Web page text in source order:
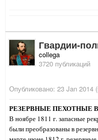
Гвардии-
collega
3720 публикаций
Опубликовано: 23 Jan 2014
РЕЗЕРВНЫЕ ПЕХОТНЫЕ
В ноябре 1811 г. запасные
были преобразованы в